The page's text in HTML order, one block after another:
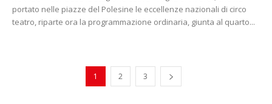
portato nelle piazze del Polesine le eccellenze nazionali di circo
teatro, riparte ora la programmazione ordinaria, giunta al quarto...
1 2 3